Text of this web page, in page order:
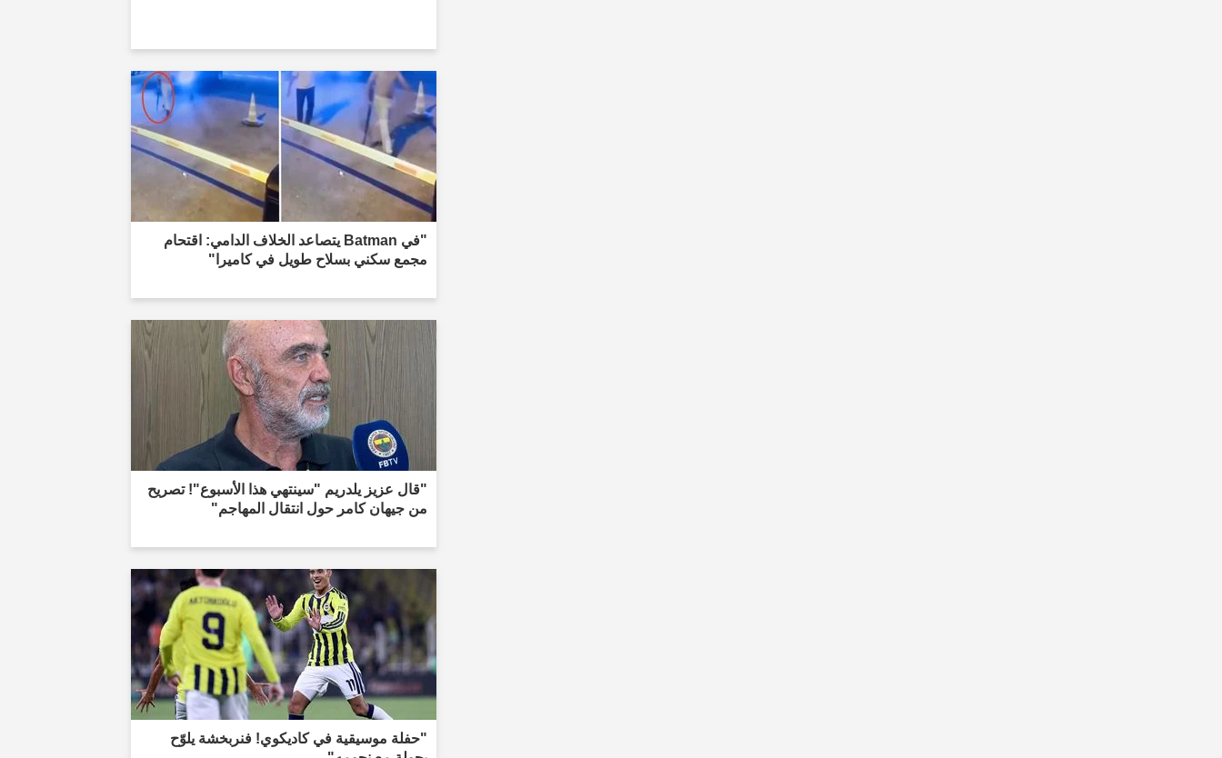
"في Batman يتصاعد الخلاف الدامي: اقتحام
مجمع سكني بسلاح طويل في كاميرا"
"قال عزيز يلدريم "سينتهي هذا الأسبوع"! تصريح
من جيهان كامر حول انتقال المهاجم"
"حفلة موسيقية في كاديكوي! فنربخشة يلوّح